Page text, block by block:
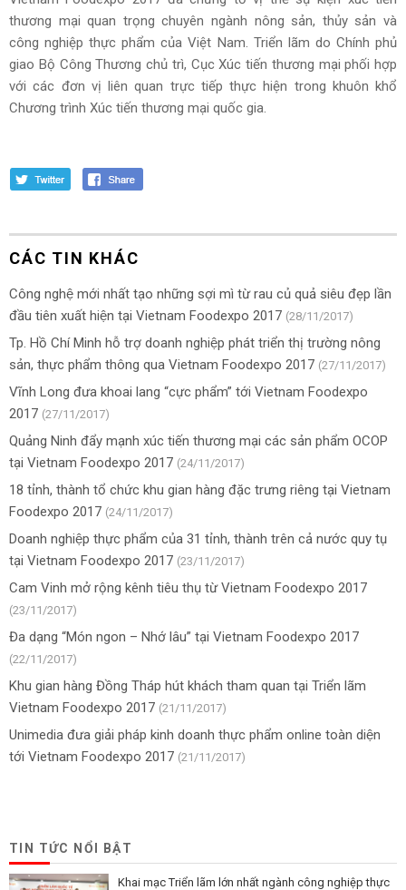
thương mại quan trọng chuyên ngành nông sản, thủy sản và
công nghiệp thực phẩm của Việt Nam. Triển lãm do Chính phủ
giao Bộ Công Thương chủ trì, Cục Xúc tiến thương mại phối hợp
với các đơn vị liên quan trực tiếp thực hiện trong khuôn khổ
Chương trình Xúc tiến thương mại quốc gia.
CÁC TIN KHÁC
Công nghệ mới nhất tạo những sợi mì từ rau củ quả siêu đẹp lần
đầu tiên xuất hiện tại Vietnam Foodexpo 2017 (28/11/2017)
Tp. Hồ Chí Minh hỗ trợ doanh nghiệp phát triển thị trường nông
sản, thực phẩm thông qua Vietnam Foodexpo 2017 (27/11/2017)
Vĩnh Long đưa khoai lang “cực phẩm” tới Vietnam Foodexpo
2017 (27/11/2017)
Quảng Ninh đẩy mạnh xúc tiến thương mại các sản phẩm OCOP
tại Vietnam Foodexpo 2017 (24/11/2017)
18 tỉnh, thành tổ chức khu gian hàng đặc trưng riêng tại Vietnam
Foodexpo 2017 (24/11/2017)
Doanh nghiệp thực phẩm của 31 tỉnh, thành trên cả nước quy tụ
tại Vietnam Foodexpo 2017 (23/11/2017)
Cam Vinh mở rộng kênh tiêu thụ từ Vietnam Foodexpo 2017
(23/11/2017)
Đa dạng “Món ngon – Nhớ lâu” tại Vietnam Foodexpo 2017
(22/11/2017)
Khu gian hàng Đồng Tháp hút khách tham quan tại Triển lãm
Vietnam Foodexpo 2017 (21/11/2017)
Unimedia đưa giải pháp kinh doanh thực phẩm online toàn diện
tới Vietnam Foodexpo 2017 (21/11/2017)
TIN TỨC NỔI BẬT
Khai mạc Triển lãm lớn nhất ngành công nghiệp thực